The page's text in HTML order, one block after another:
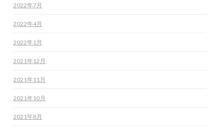
2022年7月
2022年4月
2022年1月
2021年12月
2021年11月
2021年10月
2021年8月